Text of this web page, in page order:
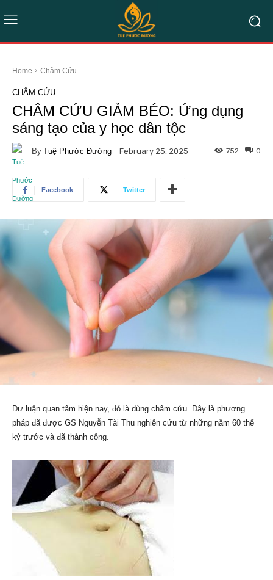
Home Châm Cứu
CHÂM CỨU
CHÂM CỨU GIẢM BÉO: Ứng dụng
sáng tạo của y học dân tộc
By Tuệ Phước Đường February 25, 2025 0
752
Facebook Twitter
Dư luận quan tâm hiện nay, đó là dùng châm cứu. Đây là phương
pháp đã được GS Nguyễn Tài Thu nghiên cứu từ những năm 60 thế
kỷ trước và đã thành công.